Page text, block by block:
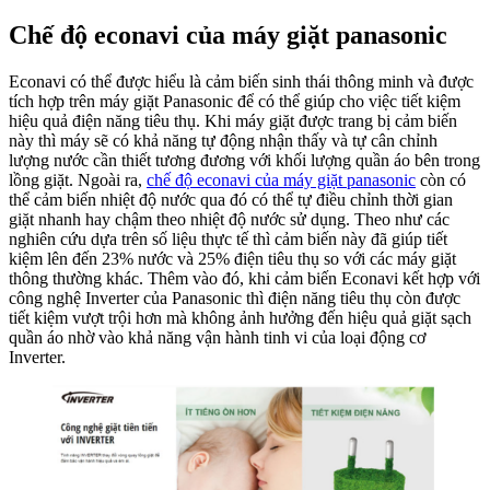
tốt?
Chế độ econavi của máy giặt panasonic
Econavi có thể được hiểu là cảm biến sinh thái thông minh và được
tích hợp trên máy giặt Panasonic để có thể giúp cho việc tiết kiệm
hiệu quả điện năng tiêu thụ. Khi máy giặt được trang bị cảm biến
này thì máy sẽ có khả năng tự động nhận thấy và tự cân chỉnh
lượng nước cần thiết tương đương với khối lượng quần áo bên trong
lồng giặt. Ngoài ra, chế độ econavi của máy giặt panasonic còn có
thể cảm biến nhiệt độ nước qua đó có thể tự điều chỉnh thời gian
giặt nhanh hay chậm theo nhiệt độ nước sử dụng. Theo như các
nghiên cứu dựa trên số liệu thực tế thì cảm biến này đã giúp tiết
kiệm lên đến 23% nước và 25% điện tiêu thụ so với các máy giặt
thông thường khác. Thêm vào đó, khi cảm biến Econavi kết hợp với
công nghệ Inverter của Panasonic thì điện năng tiêu thụ còn được
tiết kiệm vượt trội hơn mà không ảnh hưởng đến hiệu quả giặt sạch
quần áo nhờ vào khả năng vận hành tinh vi của loại động cơ
Inverter.